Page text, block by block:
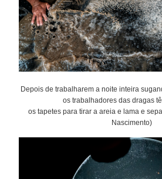
Depois de trabalharem a noite inteira
os trabalhadores das dragas
os tapetes para tirar a areia e lama e
Nascimento)